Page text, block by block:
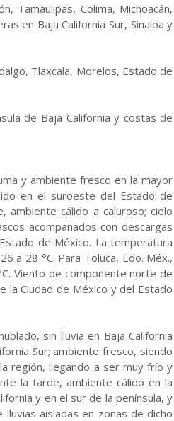
Tamaulipas, Colima, Michoacán,
en Baja California Sur, Sinaloa y
Tlaxcala, Morelos, Estado de
de Baja California y costas de
y ambiente fresco en la mayor
en el suroeste del Estado de
ambiente cálido a caluroso; cielo
acompañados con descargas
de México. La temperatura
a 28 °C. Para Toluca, Edo. Méx.,
Viento de componente norte de
la Ciudad de México y del Estado
sin lluvia en Baja California
Sur; ambiente fresco, siendo
región, llegando a ser muy frío y
la tarde, ambiente cálido en la
y en el sur de la península, y
aisladas en zonas de dicho